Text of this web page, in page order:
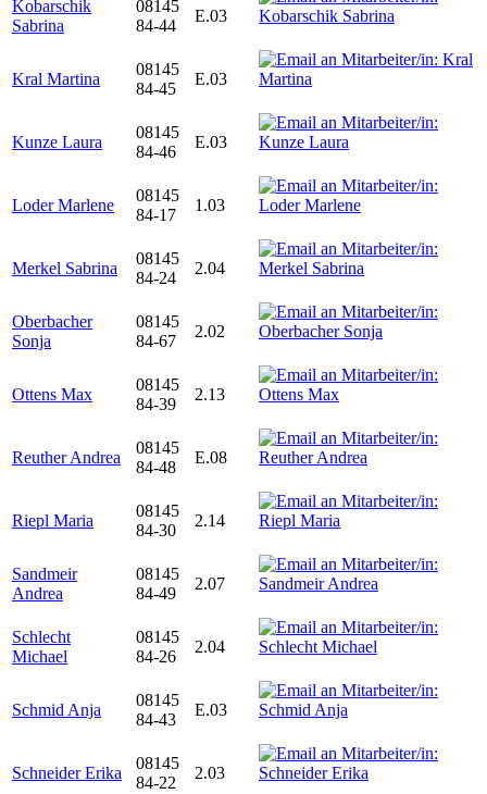
Kobarschik
Sabrina
08145
84-44
E.03
Kral Martina
08145
84-45
E.03
Kunze Laura
08145
84-46
E.03
Loder Marlene
08145
84-17
1.03
Merkel Sabrina
08145
84-24
2.04
Oberbacher
Sonja
08145
84-67
2.02
Ottens Max
08145
84-39
2.13
Reuther Andrea
08145
84-48
E.08
Riepl Maria
08145
84-30
2.14
Sandmeir
Andrea
08145
84-49
2.07
Schlecht
Michael
08145
84-26
2.04
Schmid Anja
08145
84-43
E.03
Schneider Erika
08145
84-22
2.03